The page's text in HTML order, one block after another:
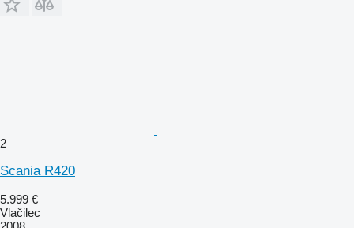
2
Scania R420
5.999 €
Vlačilec